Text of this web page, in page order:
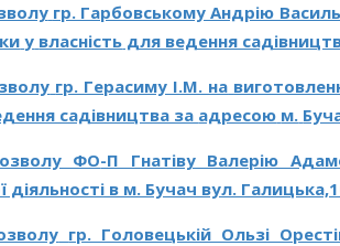
гр. Гарбовському Андрію
у власність для ведення
гр. Герасиму І.М. на
садівництва за адресою м.
ФО-П Гнатіву Валерію
діяльності в м. Бучач вул.
гр. Головецькій Ользі